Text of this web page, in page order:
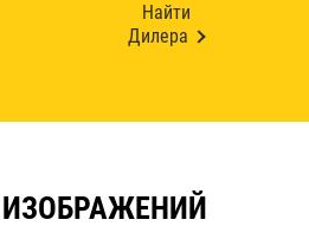
Найти
Дилера
ИЗОБРАЖЕНИЙ